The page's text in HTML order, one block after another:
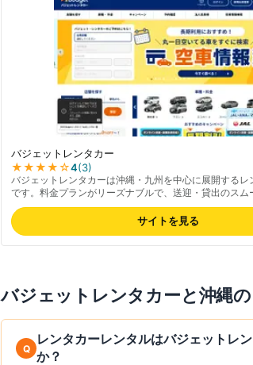
バジェットレンタカー
★★★★☆4(3)
バジェットレンタカーは沖縄・九州を中心に展開するレ
です。料金プランがリーズナブルで、送迎・貸出のスム
声が多くあります。最新の料金は公式サイトでご確認く
アは沖縄・九州エリアが中心で、沖縄では空港送迎付き
です。営業所別運営のため、ガソリン返却時の手続きや
の細かな違いについて口コミでばらつきの指摘があり、
サイトを見る
バジェットレンタカーと沖縄
レンタカーレンタルはバジェットレ
か？